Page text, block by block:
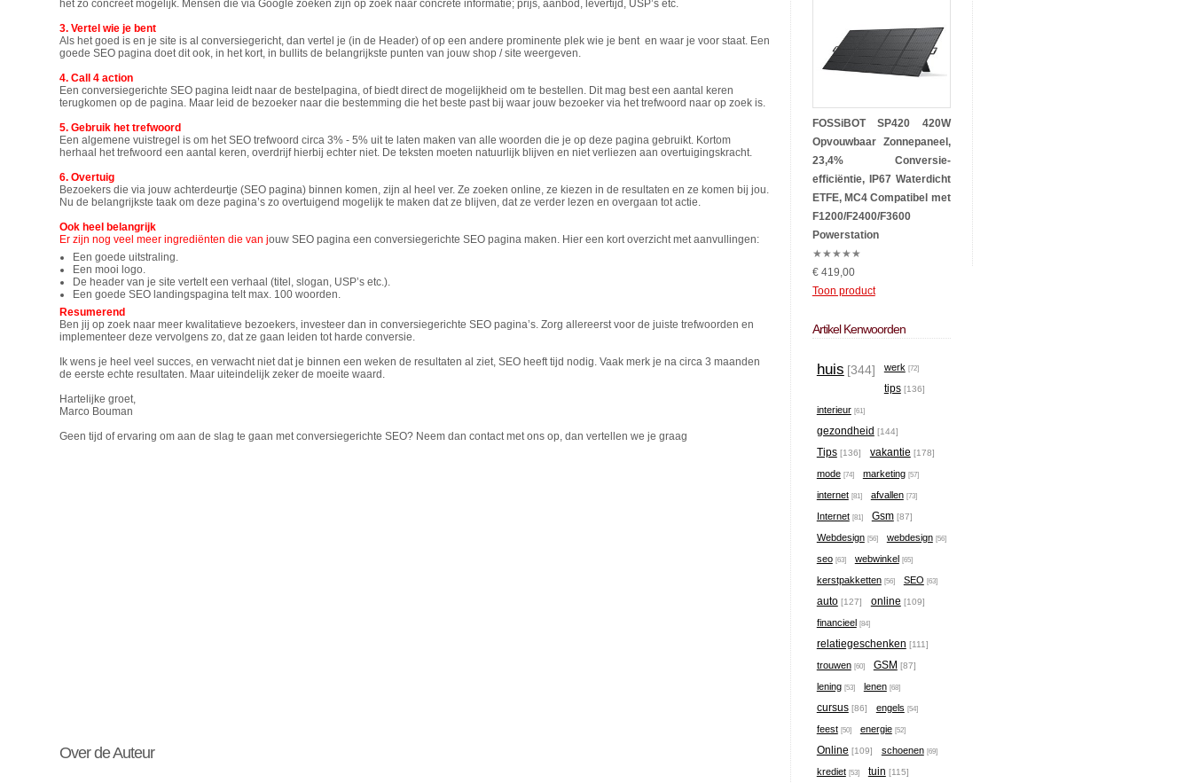
het zo concreet mogelijk. Mensen die via Google zoeken zijn op zoek naar concrete informatie; prijs, aanbod, levertijd, USP’s etc.
3. Vertel wie je bent
Als het goed is en je site is al conversiegericht, dan vertel je (in de Header) of op een andere prominente plek wie je bent en waar je voor staat. Een
goede SEO pagina doet dit ook, in het kort, in bullits de belangrijkste punten van jouw shop / site weergeven.
4. Call 4 action
Een conversiegerichte SEO pagina leidt naar de bestelpagina, of biedt direct de mogelijkheid om te bestellen. Dit mag best een aantal keren
terugkomen op de pagina. Maar leid de bezoeker naar die bestemming die het beste past bij waar jouw bezoeker via het trefwoord naar op zoek is.
5. Gebruik het trefwoord
Een algemene vuistregel is om het SEO trefwoord circa 3% - 5% uit te laten maken van alle woorden die je op deze pagina gebruikt. Kortom
herhaal het trefwoord een aantal keren, overdrijf hierbij echter niet. De teksten moeten natuurlijk blijven en niet verliezen aan overtuigingskracht.
6. Overtuig
Bezoekers die via jouw achterdeurtje (SEO pagina) binnen komen, zijn al heel ver. Ze zoeken online, ze kiezen in de resultaten en ze komen bij jou.
Nu de belangrijkste taak om deze pagina’s zo overtuigend mogelijk te maken dat ze blijven, dat ze verder lezen en overgaan tot actie.
Ook heel belangrijk
Er zijn nog veel meer ingrediënten die van jouw SEO pagina een conversiegerichte SEO pagina maken. Hier een kort overzicht met aanvullingen:
Een goede uitstraling.
Een mooi logo.
De header van je site vertelt een verhaal (titel, slogan, USP’s etc.).
Een goede SEO landingspagina telt max. 100 woorden.
Resumerend
Ben jij op zoek naar meer kwalitatieve bezoekers, investeer dan in conversiegerichte SEO pagina’s. Zorg allereerst voor de juiste trefwoorden en
implementeer deze vervolgens zo, dat ze gaan leiden tot harde conversie.
Ik wens je heel veel succes, en verwacht niet dat je binnen een weken de resultaten al ziet, SEO heeft tijd nodig. Vaak merk je na circa 3 maanden
de eerste echte resultaten. Maar uiteindelijk zeker de moeite waard.
Hartelijke groet,
Marco Bouman
Geen tijd of ervaring om aan de slag te gaan met conversiegerichte SEO? Neem dan contact met ons op, dan vertellen we je graag
Over de Auteur
FOSSiBOT SP420 420W
Opvouwbaar Zonnepaneel,
23,4% Conversie-
efficiëntie, IP67 Waterdicht
ETFE, MC4 Compatibel met
F1200/F2400/F3600
Powerstation
★★★★★
€ 419,00
Toon product
Artikel Kenwoorden
huis [344] werk [72]
tips [136]
interieur [61]
gezondheid [144]
Tips [136] vakantie [178]
mode [74] marketing [57]
internet [81] afvallen [73]
Internet [81] Gsm [87]
Webdesign [56] webdesign [56]
seo [63] webwinkel [65]
kerstpakketten [56] SEO [63]
auto [127] online [109]
financieel [84]
relatiegeschenken [111]
trouwen [60] GSM [87]
lening [53] lenen [68]
cursus [86] engels [54]
feest [50] energie [52]
Online [109] schoenen [69]
krediet [53] tuin [115]